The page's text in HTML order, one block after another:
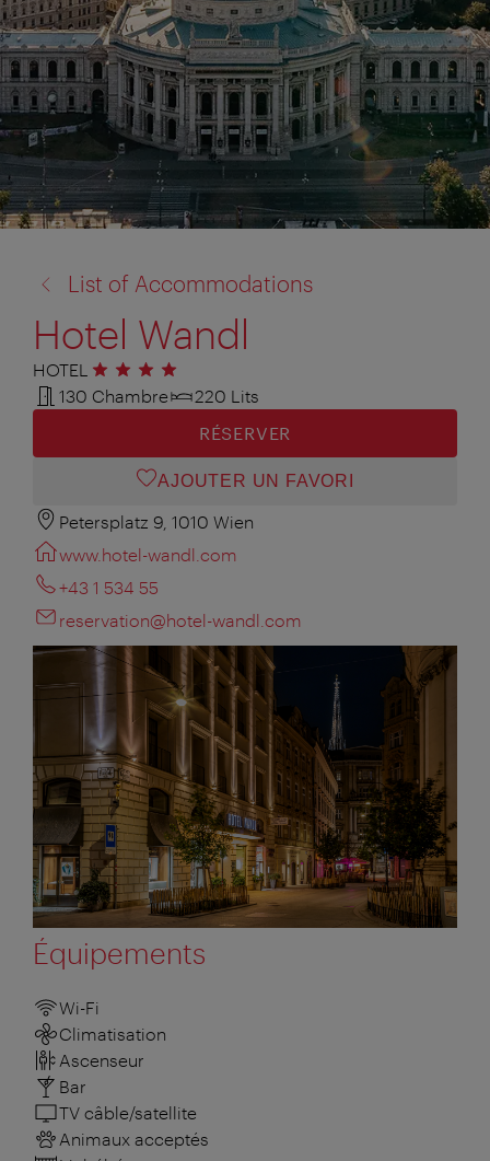
à:
List of Accommodations
Hotel Wandl
HOTEL 4 étoiles
130 Chambre
220 Lits
RÉSERVER
AJOUTER UN FAVORI
Petersplatz 9, 1010 Wien
www.hotel-wandl.com
+43 1 534 55
reservation@hotel-wandl.com
Équipements
Wi-Fi
Climatisation
Ascenseur
Bar
TV câble/satellite
Animaux acceptés